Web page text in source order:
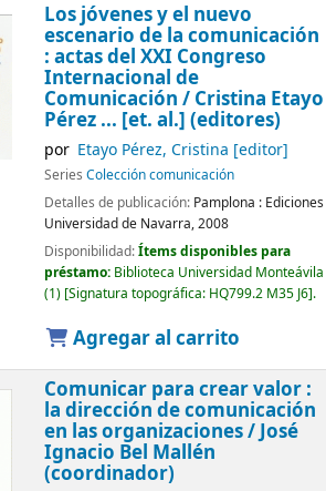
Los jóvenes y el nuevo
escenario de la comunicación
: actas del XXI Congreso
Internacional de
Comunicación / Cristina Etayo
Pérez ... [et. al.] (editores)
por Etayo Pérez, Cristina [editor]
Series Colección comunicación
Detalles de publicación: Pamplona : Ediciones
Universidad de Navarra,2008
Disponibilidad:Ítems disponibles para
préstamo: Biblioteca Universidad Monteávila
(1) Signatura topográfica: HQ799.2 M35 J6 .
Agregar al carrito
Comunicar para crear valor :
la dirección de comunicación
en las organizaciones /José
Ignacio Bel Mallén
(coordinador)